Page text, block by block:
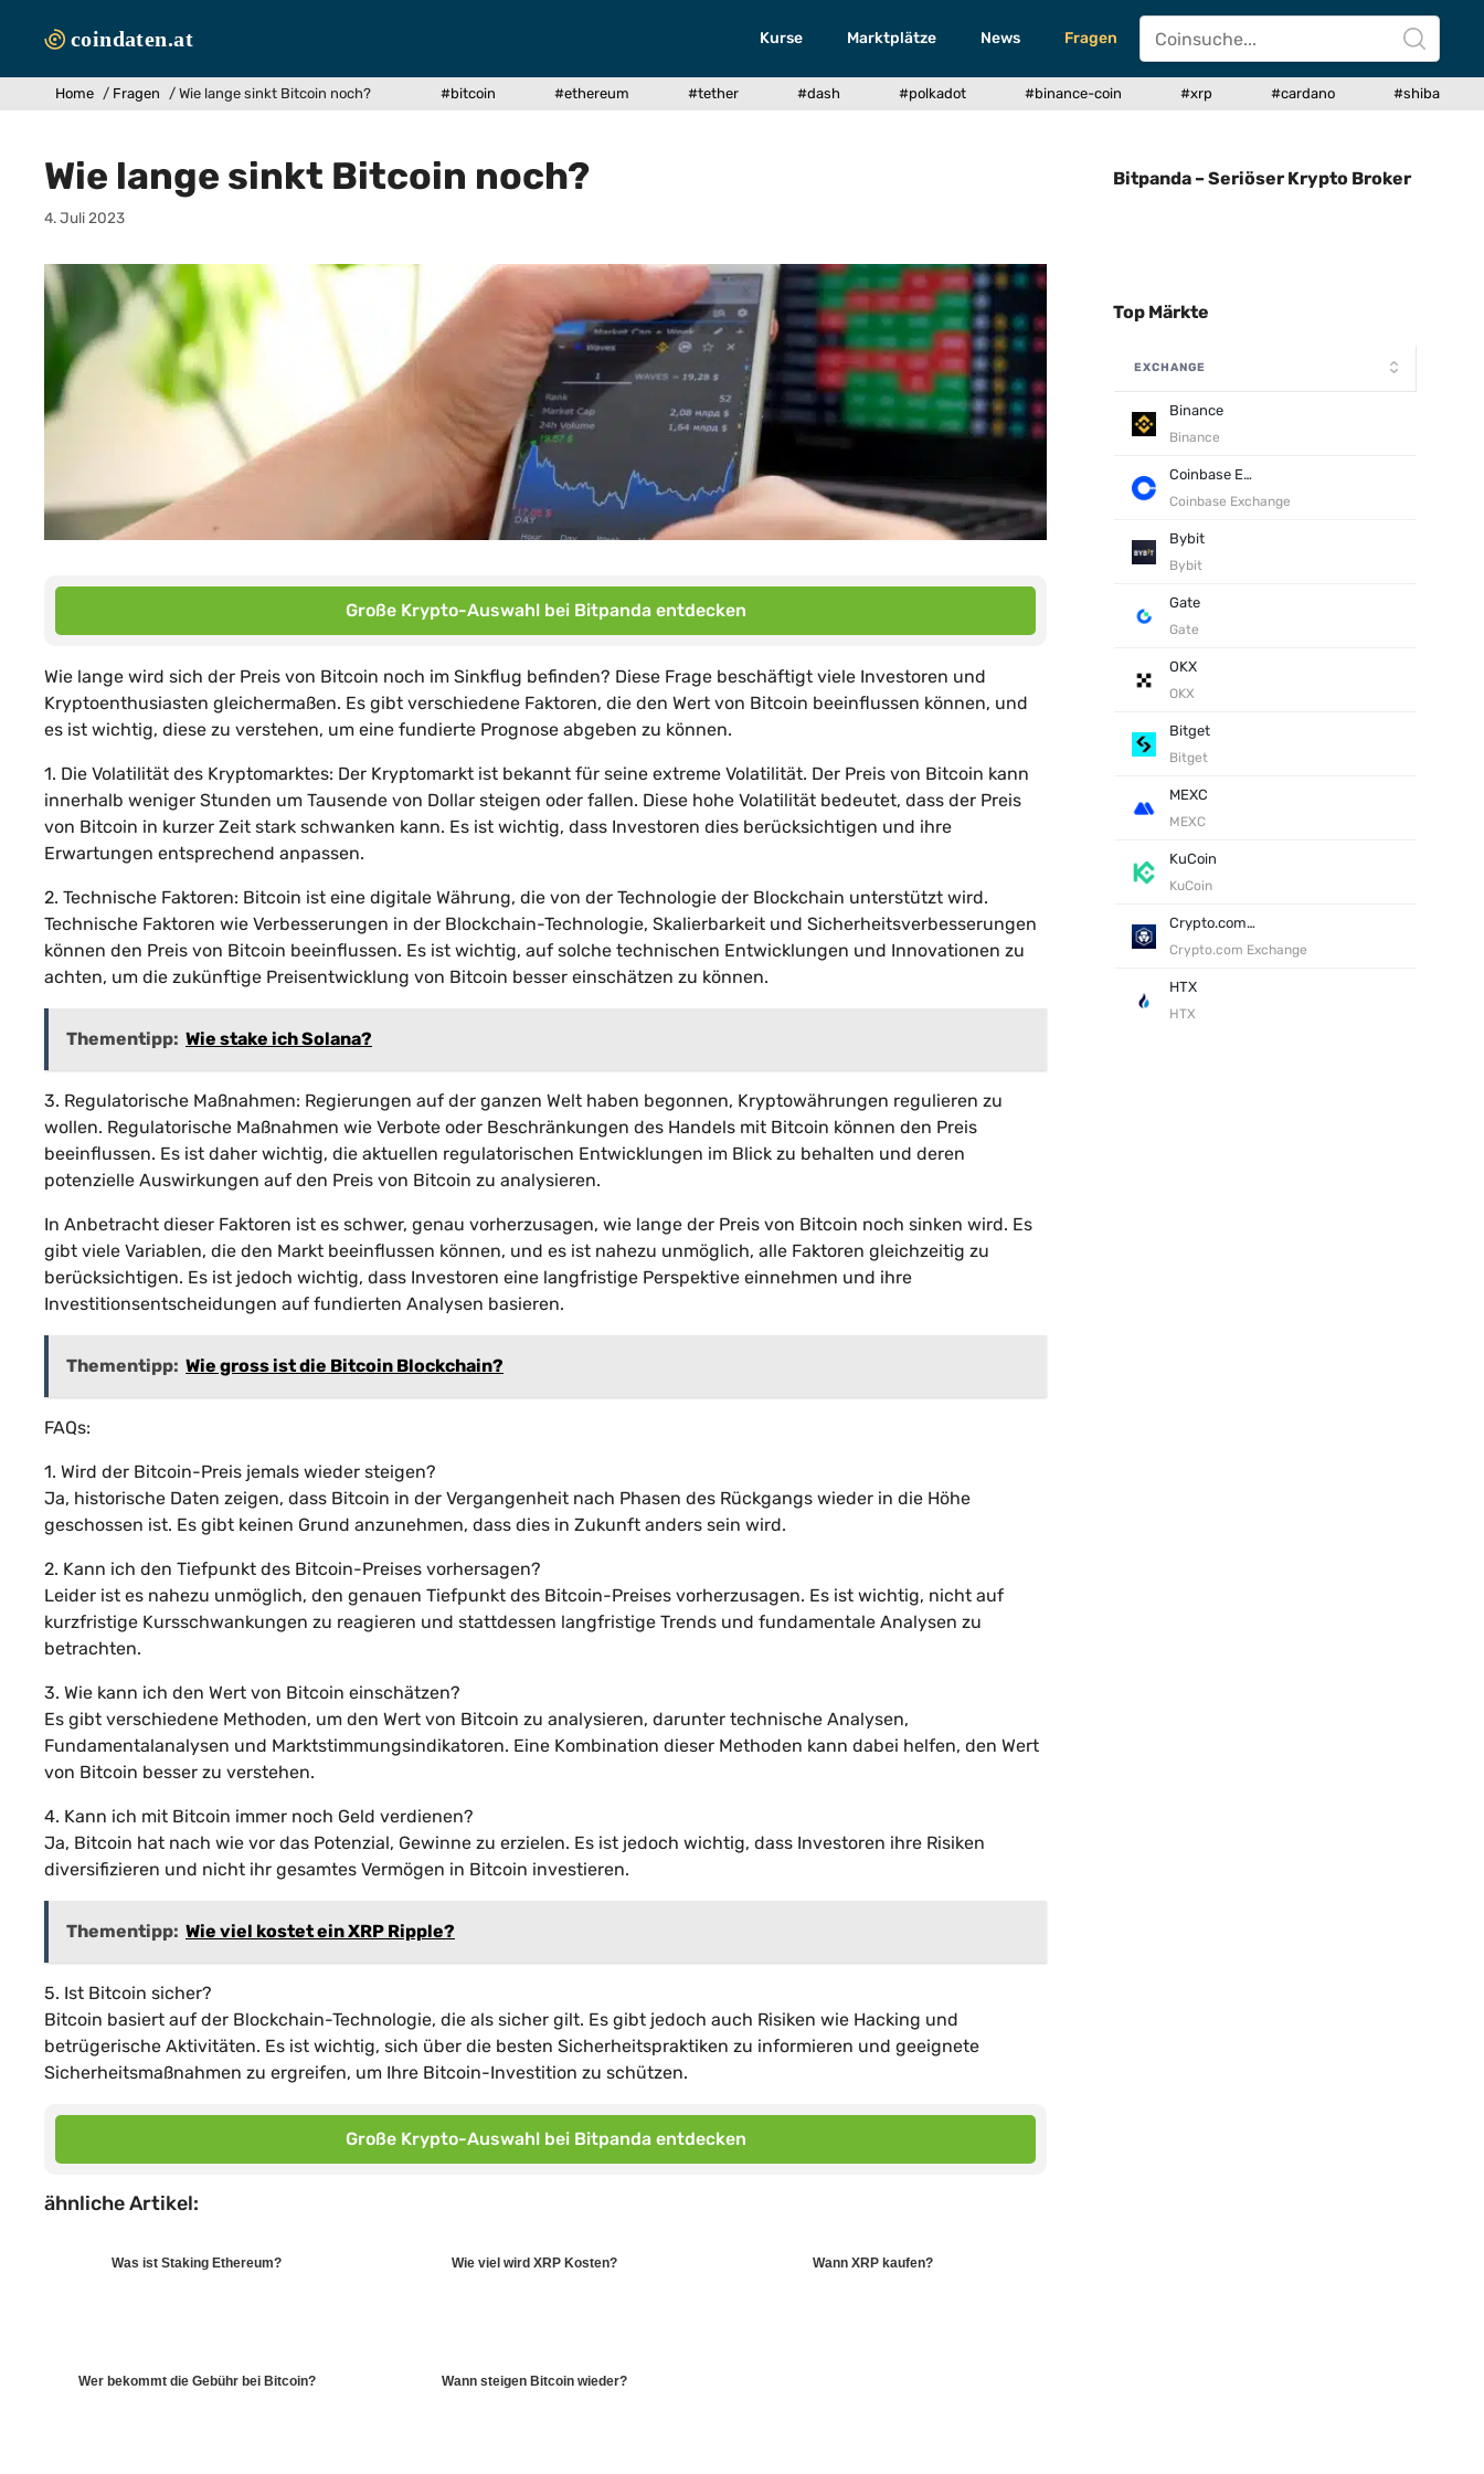
Inhalt
Kurse Marktplätze News Fragen
Home / Fragen / Wie lange sinkt Bitcoin noch? #bitcoin #ethereum #tether #dash #polkadot #binance-coin #xrp #cardano #shiba
Wie lange sinkt Bitcoin noch?
4. Juli 2023
Große Krypto-Auswahl bei Bitpanda entdecken
Wie lange wird sich der Preis von Bitcoin noch im Sinkflug befinden? Diese Frage beschäftigt viele Investoren und
Kryptoenthusiasten gleichermaßen. Es gibt verschiedene Faktoren, die den Wert von Bitcoin beeinflussen können, und
es ist wichtig, diese zu verstehen, um eine fundierte Prognose abgeben zu können.
1. Die Volatilität des Kryptomarktes: Der Kryptomarkt ist bekannt für seine extreme Volatilität. Der Preis von Bitcoin kann
innerhalb weniger Stunden um Tausende von Dollar steigen oder fallen. Diese hohe Volatilität bedeutet, dass der Preis
von Bitcoin in kurzer Zeit stark schwanken kann. Es ist wichtig, dass Investoren dies berücksichtigen und ihre
Erwartungen entsprechend anpassen.
2. Technische Faktoren: Bitcoin ist eine digitale Währung, die von der Technologie der Blockchain unterstützt wird.
Technische Faktoren wie Verbesserungen in der Blockchain-Technologie, Skalierbarkeit und Sicherheitsverbesserungen
können den Preis von Bitcoin beeinflussen. Es ist wichtig, auf solche technischen Entwicklungen und Innovationen zu
achten, um die zukünftige Preisentwicklung von Bitcoin besser einschätzen zu können.
Thementipp: Wie stake ich Solana?
3. Regulatorische Maßnahmen: Regierungen auf der ganzen Welt haben begonnen, Kryptowährungen regulieren zu
wollen. Regulatorische Maßnahmen wie Verbote oder Beschränkungen des Handels mit Bitcoin können den Preis
beeinflussen. Es ist daher wichtig, die aktuellen regulatorischen Entwicklungen im Blick zu behalten und deren
potenzielle Auswirkungen auf den Preis von Bitcoin zu analysieren.
In Anbetracht dieser Faktoren ist es schwer, genau vorherzusagen, wie lange der Preis von Bitcoin noch sinken wird. Es
gibt viele Variablen, die den Markt beeinflussen können, und es ist nahezu unmöglich, alle Faktoren gleichzeitig zu
berücksichtigen. Es ist jedoch wichtig, dass Investoren eine langfristige Perspektive einnehmen und ihre
Investitionsentscheidungen auf fundierten Analysen basieren.
Thementipp: Wie gross ist die Bitcoin Blockchain?
FAQs:
1. Wird der Bitcoin-Preis jemals wieder steigen?
Ja, historische Daten zeigen, dass Bitcoin in der Vergangenheit nach Phasen des Rückgangs wieder in die Höhe
geschossen ist. Es gibt keinen Grund anzunehmen, dass dies in Zukunft anders sein wird.
2. Kann ich den Tiefpunkt des Bitcoin-Preises vorhersagen?
Leider ist es nahezu unmöglich, den genauen Tiefpunkt des Bitcoin-Preises vorherzusagen. Es ist wichtig, nicht auf
kurzfristige Kursschwankungen zu reagieren und stattdessen langfristige Trends und fundamentale Analysen zu
betrachten.
3. Wie kann ich den Wert von Bitcoin einschätzen?
Es gibt verschiedene Methoden, um den Wert von Bitcoin zu analysieren, darunter technische Analysen,
Fundamentalanalysen und Marktstimmungsindikatoren. Eine Kombination dieser Methoden kann dabei helfen, den Wert
von Bitcoin besser zu verstehen.
4. Kann ich mit Bitcoin immer noch Geld verdienen?
Ja, Bitcoin hat nach wie vor das Potenzial, Gewinne zu erzielen. Es ist jedoch wichtig, dass Investoren ihre Risiken
diversifizieren und nicht ihr gesamtes Vermögen in Bitcoin investieren.
Thementipp: Wie viel kostet ein XRP Ripple?
5. Ist Bitcoin sicher?
Bitcoin basiert auf der Blockchain-Technologie, die als sicher gilt. Es gibt jedoch auch Risiken wie Hacking und
betrügerische Aktivitäten. Es ist wichtig, sich über die besten Sicherheitspraktiken zu informieren und geeignete
Sicherheitsmaßnahmen zu ergreifen, um Ihre Bitcoin-Investition zu schützen.
Große Krypto-Auswahl bei Bitpanda entdecken
ähnliche Artikel:
Was ist Staking Ethereum? Wie viel wird XRP Kosten? Wann XRP kaufen?
Wer bekommt die Gebühr bei Bitcoin? Wann steigen Bitcoin wieder?
Bitpanda – Seriöser Krypto Broker
Top Märkte
EXCHANGE
Binance
Binance
Coinbase Exchange
Coinbase Exchange
Bybit
Bybit
Gate
Gate
OKX
OKX
Bitget
Bitget
MEXC
MEXC
KuCoin
KuCoin
Crypto.com Exchange
Crypto.com Exchange
HTX
HTX